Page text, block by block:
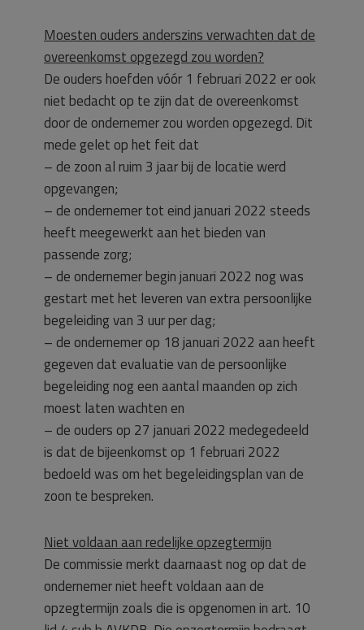
Moesten ouders anderszins verwachten dat de
overeenkomst opgezegd zou worden?
De ouders hoefden vóór 1 februari 2022 er ook
niet bedacht op te zijn dat de overeenkomst
door de ondernemer zou worden opgezegd. Dit
mede gelet op het feit dat
– de zoon al ruim 3 jaar bij de locatie werd
opgevangen;
– de ondernemer tot eind januari 2022 steeds
heeft meegewerkt aan het bieden van
passende zorg;
– de ondernemer begin januari 2022 nog was
gestart met het leveren van extra persoonlijke
begeleiding van 3 uur per dag;
– de ondernemer op 18 januari 2022 aan heeft
gegeven dat evaluatie van de persoonlijke
begeleiding nog een aantal maanden op zich
moest laten wachten en
– de ouders op 27 januari 2022 medegedeeld
is dat de bijeenkomst op 1 februari 2022
bedoeld was om het begeleidingsplan van de
zoon te bespreken.
Niet voldaan aan redelijke opzegtermijn
De commissie merkt daarnaast nog op dat de
ondernemer niet heeft voldaan aan de
opzegtermijn zoals die is opgenomen in art. 10